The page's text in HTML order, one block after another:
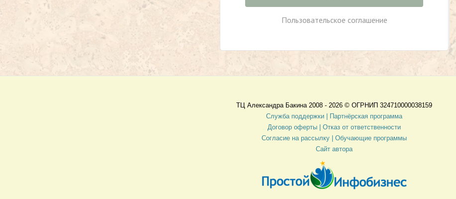
Пользовательское соглашение
ТЦ Александра Бакина 2008 - 2026 © ОГРНИП 324710000038159
Служба поддержки |
Партнёрская программа
Договор оферты
| Отказ от ответственности
Согласие на рассылку | Обучающие программы
Сайт автора